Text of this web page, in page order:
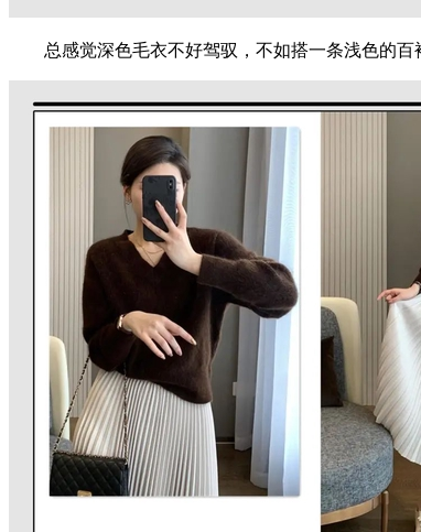
总感觉深色毛衣不好驾驭，不如搭一条浅色的百